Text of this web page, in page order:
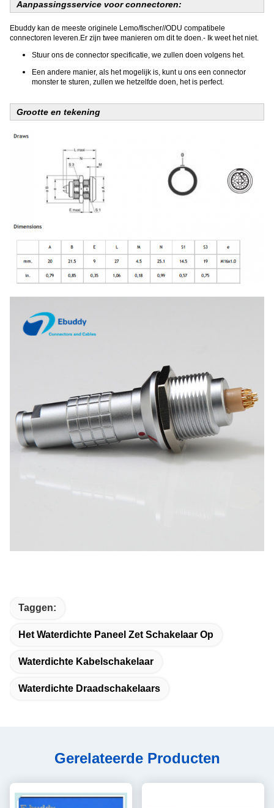
Aanpassingsservice voor connectoren:
Ebuddy kan de meeste originele Lemo/fischer//ODU compatibele
connectoren leveren.Er zijn twee manieren om dit te doen.- Ik weet het niet.
Stuur ons de connector specificatie, we zullen doen volgens het.
Een andere manier, als het mogelijk is, kunt u ons een connector
monster te sturen, zullen we hetzelfde doen, het is perfect.
Grootte en tekening
Taggen:
Het Waterdichte Paneel Zet Schakelaar Op
Waterdichte Kabelschakelaar
Waterdichte Draadschakelaars
Gerelateerde Producten